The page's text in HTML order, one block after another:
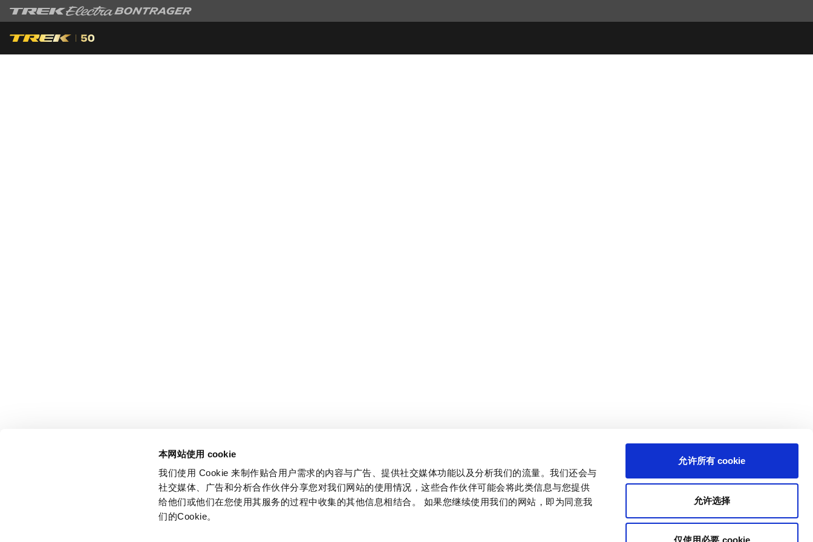
本网站使用 cookie
我们使用 Cookie 来制作贴合用户需求的内容与广告、提供社交媒体功能以及分析我们的流量。我们还会与
社交媒体、广告和分析合作伙伴分享您对我们网站的使用情况，这些合作伙伴可能会将此类信息与您提供
给他们或他们在您使用其服务的过程中收集的其他信息相结合。 如果您继续使用我们的网站，即为同意我
们的Cookie。
允许所有 cookie
允许选择
仅使用必要 cookie